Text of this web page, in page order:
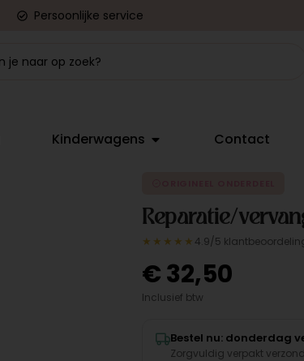
Persoonlijke service
Kinderwagens Contact
Reparatie/
★★★★★ 4.9/5
€32,50
Inclusief btw
Bestel nu: donderdag
Zorgvuldig verpakt